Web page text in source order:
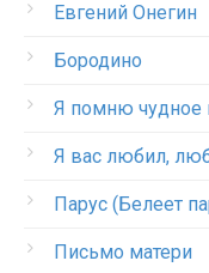
Евгений Онегин
Бородино
Я помню чудное
Я вас любил,
Парус (Белеет
Письмо матери